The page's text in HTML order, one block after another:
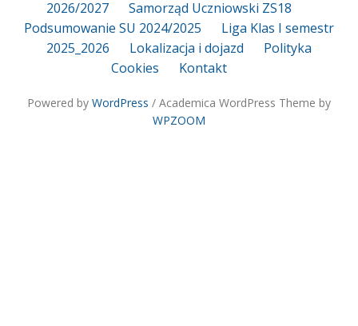
2026/2027
Samorząd Uczniowski ZS18
Podsumowanie SU 2024/2025
Liga Klas I semestr
2025_2026
Lokalizacja i dojazd
Polityka
Cookies
Kontakt
Powered by WordPress / Academica WordPress Theme by
WPZOOM